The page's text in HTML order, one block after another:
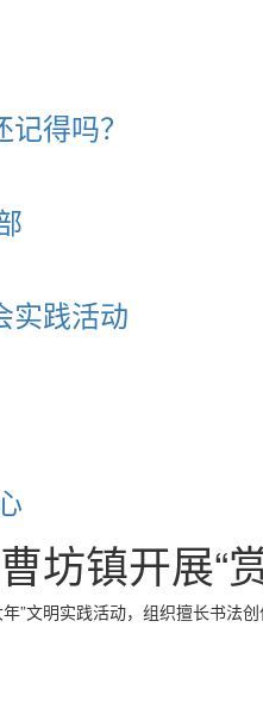
得吗？
实践活动
坊镇开展“
文明实践活动，组织擅长书法